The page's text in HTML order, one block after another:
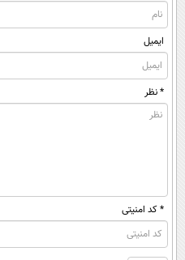
ایمیل
* نظر
* کد امنیتی